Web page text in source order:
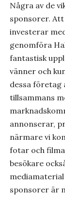
Några av de
sponsorer.
investerar
genomföra
fantastisk
vänner och
dessa företag
tillsammans
annonserar,
närmare vi
fotar och
besökare
sponsorer är